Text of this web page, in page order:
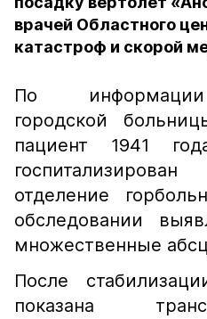
врачей Областного
катастроф и скорой
По
городской
пациент 1941
отделение
обследовании
множественные
После
показана